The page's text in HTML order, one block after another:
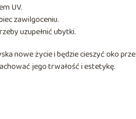
UV.
zawilgoceniu.
uzupełnić ubytki.
nowe życie i będzie cieszyć oko
jego trwałość i estetykę.